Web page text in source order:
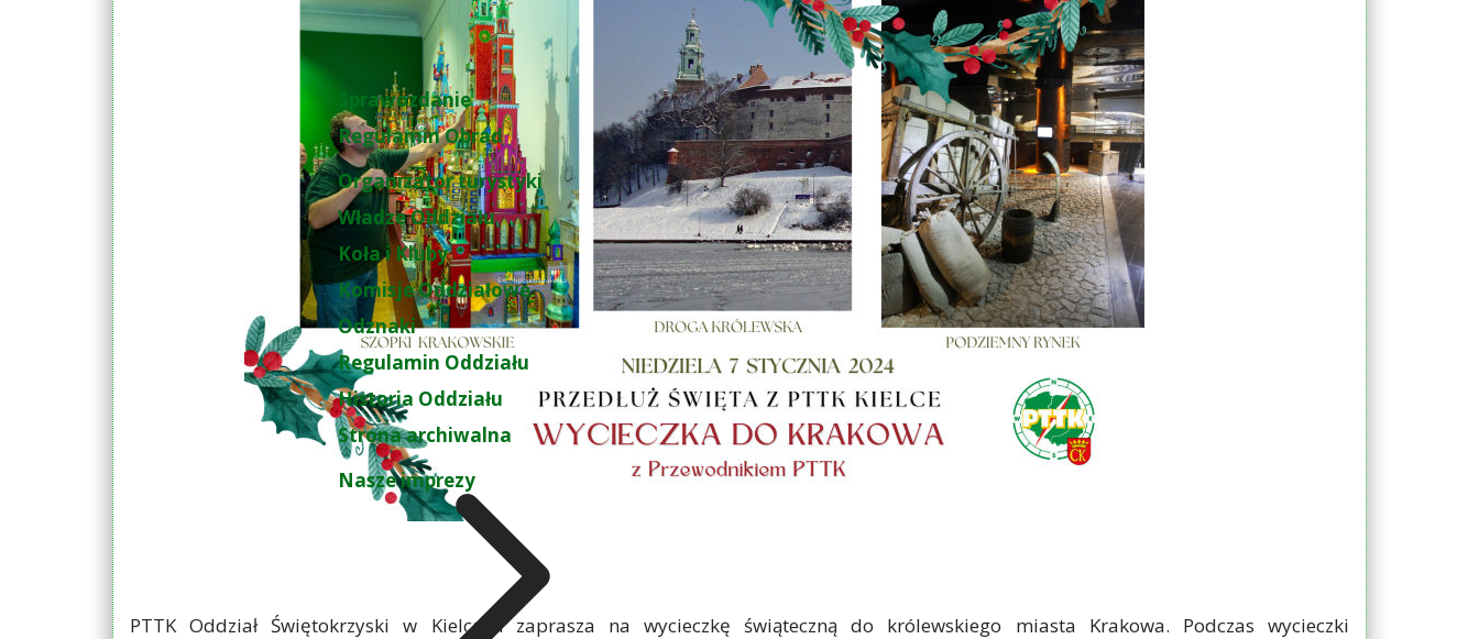
Sprawozdanie
Regulamin Obrad
Organizator turystyki
Władze Oddziału
Koła i Kluby
Komisje Oddziałowe
Odznaki
Regulamin Oddziału
Historia Oddziału
Strona archiwalna
Nasze imprezy
PTTK Oddział Świętokrzyski w Kielcach zaprasza na wycieczkę świąteczną do królewskiego miasta Krakowa. Podczas wycieczki